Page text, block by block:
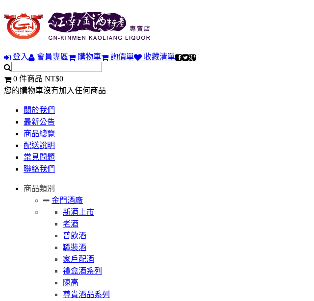
登入 會員專區 購物車 詢價單 收藏清單
0 件商品 NT$0
您的購物車沒有加入任何商品
關於我們
最新公告
商品總覽
配送說明
常見問題
聯絡我們
商品類別
金門酒廠
新酒上市
老酒
普飲酒
罈裝酒
家戶配酒
禮盒酒系列
陳高
尊貴酒品系列